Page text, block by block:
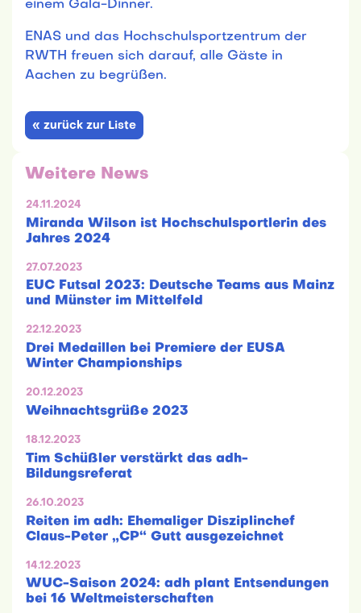
einem Gala-Dinner.
ENAS und das Hochschulsportzentrum der
RWTH freuen sich darauf, alle Gäste in
Aachen zu begrüßen.
« zurück zur Liste
Weitere News
24.11.2024
Miranda Wilson ist Hochschulsportlerin des
Jahres 2024
27.07.2023
EUC Futsal 2023: Deutsche Teams aus Mainz
und Münster im Mittelfeld
22.12.2023
Drei Medaillen bei Premiere der EUSA
Winter Championships
20.12.2023
Weihnachtsgrüße 2023
18.12.2023
Tim Schüßler verstärkt das adh-
Bildungsreferat
26.10.2023
Reiten im adh: Ehemaliger Disziplinchef
Claus-Peter „CP“ Gutt ausgezeichnet
14.12.2023
WUC-Saison 2024: adh plant Entsendungen
bei 16 Weltmeisterschaften